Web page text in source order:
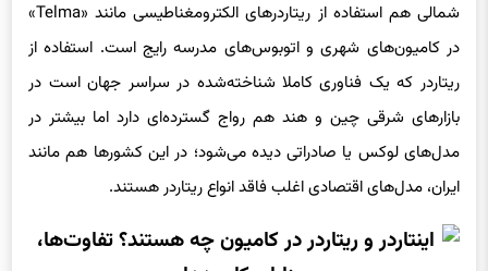
شمالی هم استفاده از ریتاردرهای الکترومغناطیسی مانند «Telma»
در کامیون‌های شهری و اتوبوس‌های مدرسه رایج است. استفاده از
ریتاردر که یک فناوری کاملا شناخته‌شده در سراسر جهان است در
بازارهای شرقی چین و هند هم رواج گسترده‌ای دارد اما بیشتر در
مدل‌های لوکس یا صادراتی دیده می‌شود؛ در این کشورها هم مانند
ایران، مدل‌های اقتصادی اغلب فاقد انواع ریتاردر هستند.